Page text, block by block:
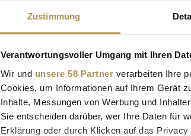
Zustimmung
Verantwortungsvoller Umgang mit Ihren
Wir und unsere 58 Partner verarbeiten Ihre
Cookies, um Informationen auf Ihrem Gerät
Inhalte, Messungen von Werbung und
Sie entscheiden darüber, wer Ihre Daten für
Erklärung oder durch Klicken auf das